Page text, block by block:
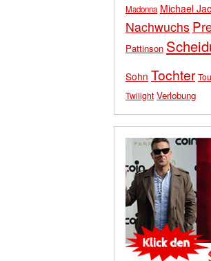
Madonna Michael
Nachwuchs
Pattinson
Sohn Tochter
Twilight Verlobung